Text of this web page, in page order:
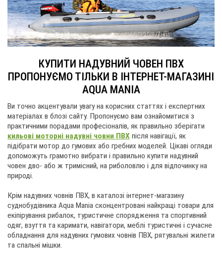
КУПИТИ НАДУВНИЙ ЧОВЕН ПВХ
ПРОПОНУЄМО ТІЛЬКИ В ІНТЕРНЕТ-МАГАЗИНІ
AQUA MANIA
Ви точно акцентували увагу на корисних статтях і експертних
матеріалах в блозі сайту. Пропонуємо вам ознайомитися з
практичними порадами професіоналів, як правильно зберігати
кильові моторні надувні човни ПВХ після навігації, як
підібрати мотор до гумових або гребних моделей. Цікаві огляди
допоможуть грамотно вибрати і правильно купити надувний
човен дво- або ж тримісний, на риболовлю і для відпочинку на
природі.
Крім надувних човнів ПВХ, в каталозі інтернет-магазину
суднобудівника Aqua Mania сконцентровані найкращі товари для
екіпірування рибалок, туристичне спорядження та спортивний
одяг, взуття та каримати, навігатори, меблі туристичні і сучасне
обладнання для надувних гумових човнів ПВХ, рятувальні жилети
та спальні мішки.